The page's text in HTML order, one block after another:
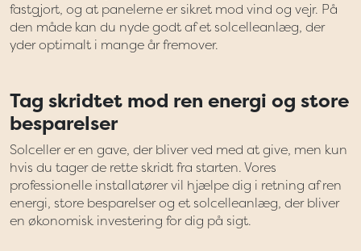
fastgjort, og at panelerne er sikret mod vind og vejr. På
den måde kan du nyde godt af et solcelleanlæg, der
yder optimalt i mange år fremover.
Tag skridtet mod ren energi og store
besparelser
Solceller er en gave, der bliver ved med at give, men kun
hvis du tager de rette skridt fra starten. Vores
professionelle installatører vil hjælpe dig i retning af ren
energi, store besparelser og et solcelleanlæg, der bliver
en økonomisk investering for dig på sigt.